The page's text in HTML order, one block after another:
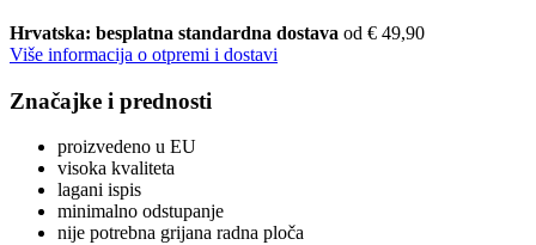
Hrvatska: besplatna standardna dostava od € 49,90
Više informacija o otpremi i dostavi
Značajke i prednosti
proizvedeno u EU
visoka kvaliteta
lagani ispis
minimalno odstupanje
nije potrebna grijana radna ploča